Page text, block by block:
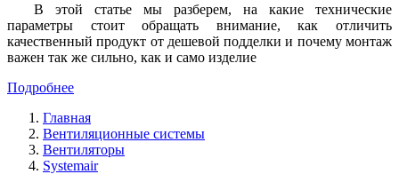
В этой статье мы разберем, на какие технические
параметры стоит обращать внимание, как отличить
качественный продукт от дешевой подделки и почему монтаж
важен так же сильно, как и само изделие
Подробнее
Главная
Вентиляционные системы
Вентиляторы
Systemair